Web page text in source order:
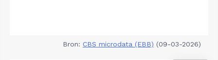
Bron: CBS microdata (EBB) (09-03-2026)